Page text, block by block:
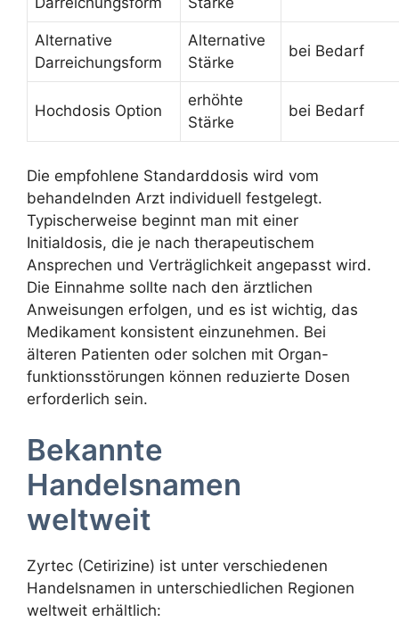
Alternative
Darreichungsform
Alternative
Stärke
bei Bedarf
Hochdosis Option
erhöhte
Stärke
bei Bedarf
Die empfohlene Standarddosis wird vom
behandelnden Arzt individuell festgelegt.
Typischerweise beginnt man mit einer
Initialdosis, die je nach therapeutischem
Ansprechen und Verträglichkeit angepasst wird.
Die Einnahme sollte nach den ärztlichen
Anweisungen erfolgen, und es ist wichtig, das
Medikament konsistent einzunehmen. Bei
älteren Patienten oder solchen mit Organ-
funktionsstörungen können reduzierte Dosen
erforderlich sein.
Bekannte
Handelsnamen
weltweit
Zyrtec (Cetirizine) ist unter verschiedenen
Handelsnamen in unterschiedlichen Regionen
weltweit erhältlich: